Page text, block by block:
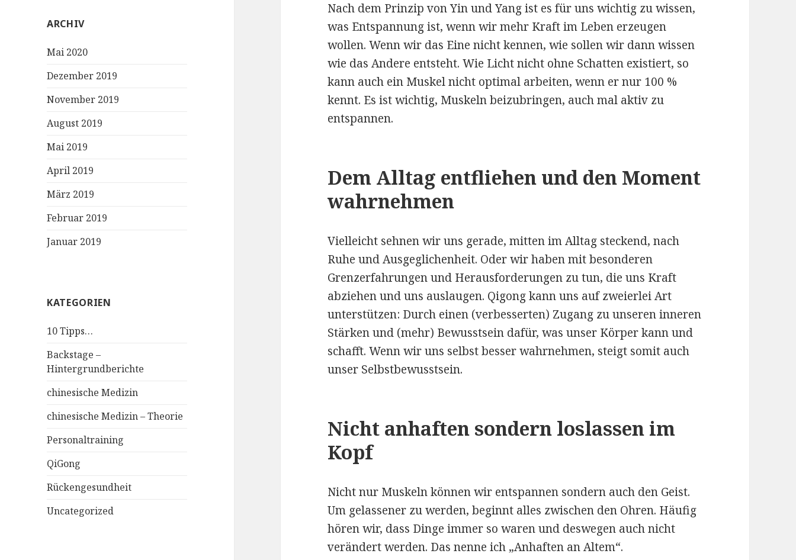
ARCHIV
Mai 2020
Dezember 2019
November 2019
August 2019
Mai 2019
April 2019
März 2019
Februar 2019
Januar 2019
KATEGORIEN
10 Tipps…
Backstage –
Hintergrundberichte
chinesische Medizin
chinesische Medizin – Theorie
Personaltraining
QiGong
Rückengesundheit
Uncategorized
Nach dem Prinzip von Yin und Yang ist es für uns wichtig zu wissen,
was Entspannung ist, wenn wir mehr Kraft im Leben erzeugen
wollen. Wenn wir das Eine nicht kennen, wie sollen wir dann wissen
wie das Andere entsteht. Wie Licht nicht ohne Schatten existiert, so
kann auch ein Muskel nicht optimal arbeiten, wenn er nur 100 %
kennt. Es ist wichtig, Muskeln beizubringen, auch mal aktiv zu
entspannen.
Dem Alltag entfliehen und den Moment
wahrnehmen
Vielleicht sehnen wir uns gerade, mitten im Alltag steckend, nach
Ruhe und Ausgeglichenheit. Oder wir haben mit besonderen
Grenzerfahrungen und Herausforderungen zu tun, die uns Kraft
abziehen und uns auslaugen. Qigong kann uns auf zweierlei Art
unterstützen: Durch einen (verbesserten) Zugang zu unseren inneren
Stärken und (mehr) Bewusstsein dafür, was unser Körper kann und
schafft. Wenn wir uns selbst besser wahrnehmen, steigt somit auch
unser Selbstbewusstsein.
Nicht anhaften sondern loslassen im
Kopf
Nicht nur Muskeln können wir entspannen sondern auch den Geist.
Um gelassener zu werden, beginnt alles zwischen den Ohren. Häufig
hören wir, dass Dinge immer so waren und deswegen auch nicht
verändert werden. Das nenne ich „Anhaften an Altem“.